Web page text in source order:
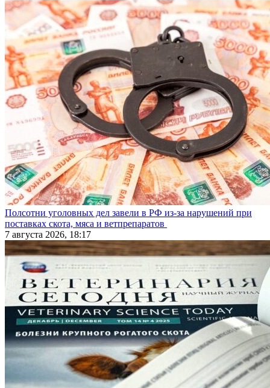
Полсотни уголовных дел завели в РФ из-за нарушений при
поставках скота, мяса и ветпрепаратов
7 августа 2026, 18:17